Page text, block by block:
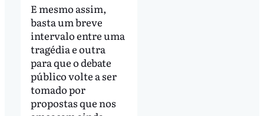
E mesmo assim,
basta um breve
intervalo entre uma
tragédia e outra
para que o debate
público volte a ser
tomado por
propostas que nos